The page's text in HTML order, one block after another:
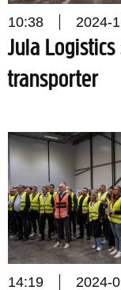
10:38 2024-
Jula
transporter
14:19 2024-